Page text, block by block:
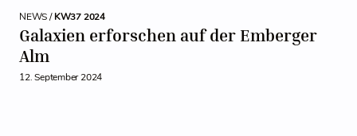
NEWS /KW37 2024
Galaxien erforschen auf der Emberger
Alm
12. September 2024